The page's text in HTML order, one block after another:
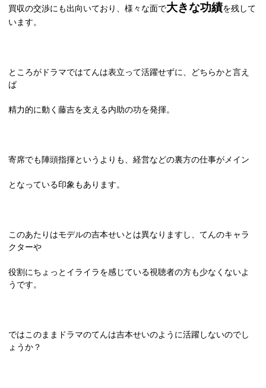
買収の交渉にも出向いており、様々な面で大きな功績を残して
います。
ところがドラマではてんは表立って活躍せずに、どちらかと言え
ば
精力的に動く藤吉を支える内助の功を発揮。
寄席でも陣頭指揮というよりも、経営などの裏方の仕事がメイン
となっている印象もあります。
このあたりはモデルの吉本せいとは異なりますし、てんのキャラ
クターや
役割にちょっとイライラを感じている視聴者の方も少なくないよ
うです。
ではこのままドラマのてんは吉本せいのように活躍しないのでし
ょうか？